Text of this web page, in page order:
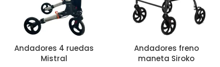
Andadores 4 ruedas
Mistral
Andadores freno
maneta Siroko